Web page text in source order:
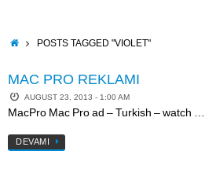
contentHOMEPOSTS TAGGED "VIOLET"
MAC PRO REKLAMI
AUGUST 23, 2013 - 1:00 AM
MacPro Mac Pro ad – Turkish – watch …
DEVAMI